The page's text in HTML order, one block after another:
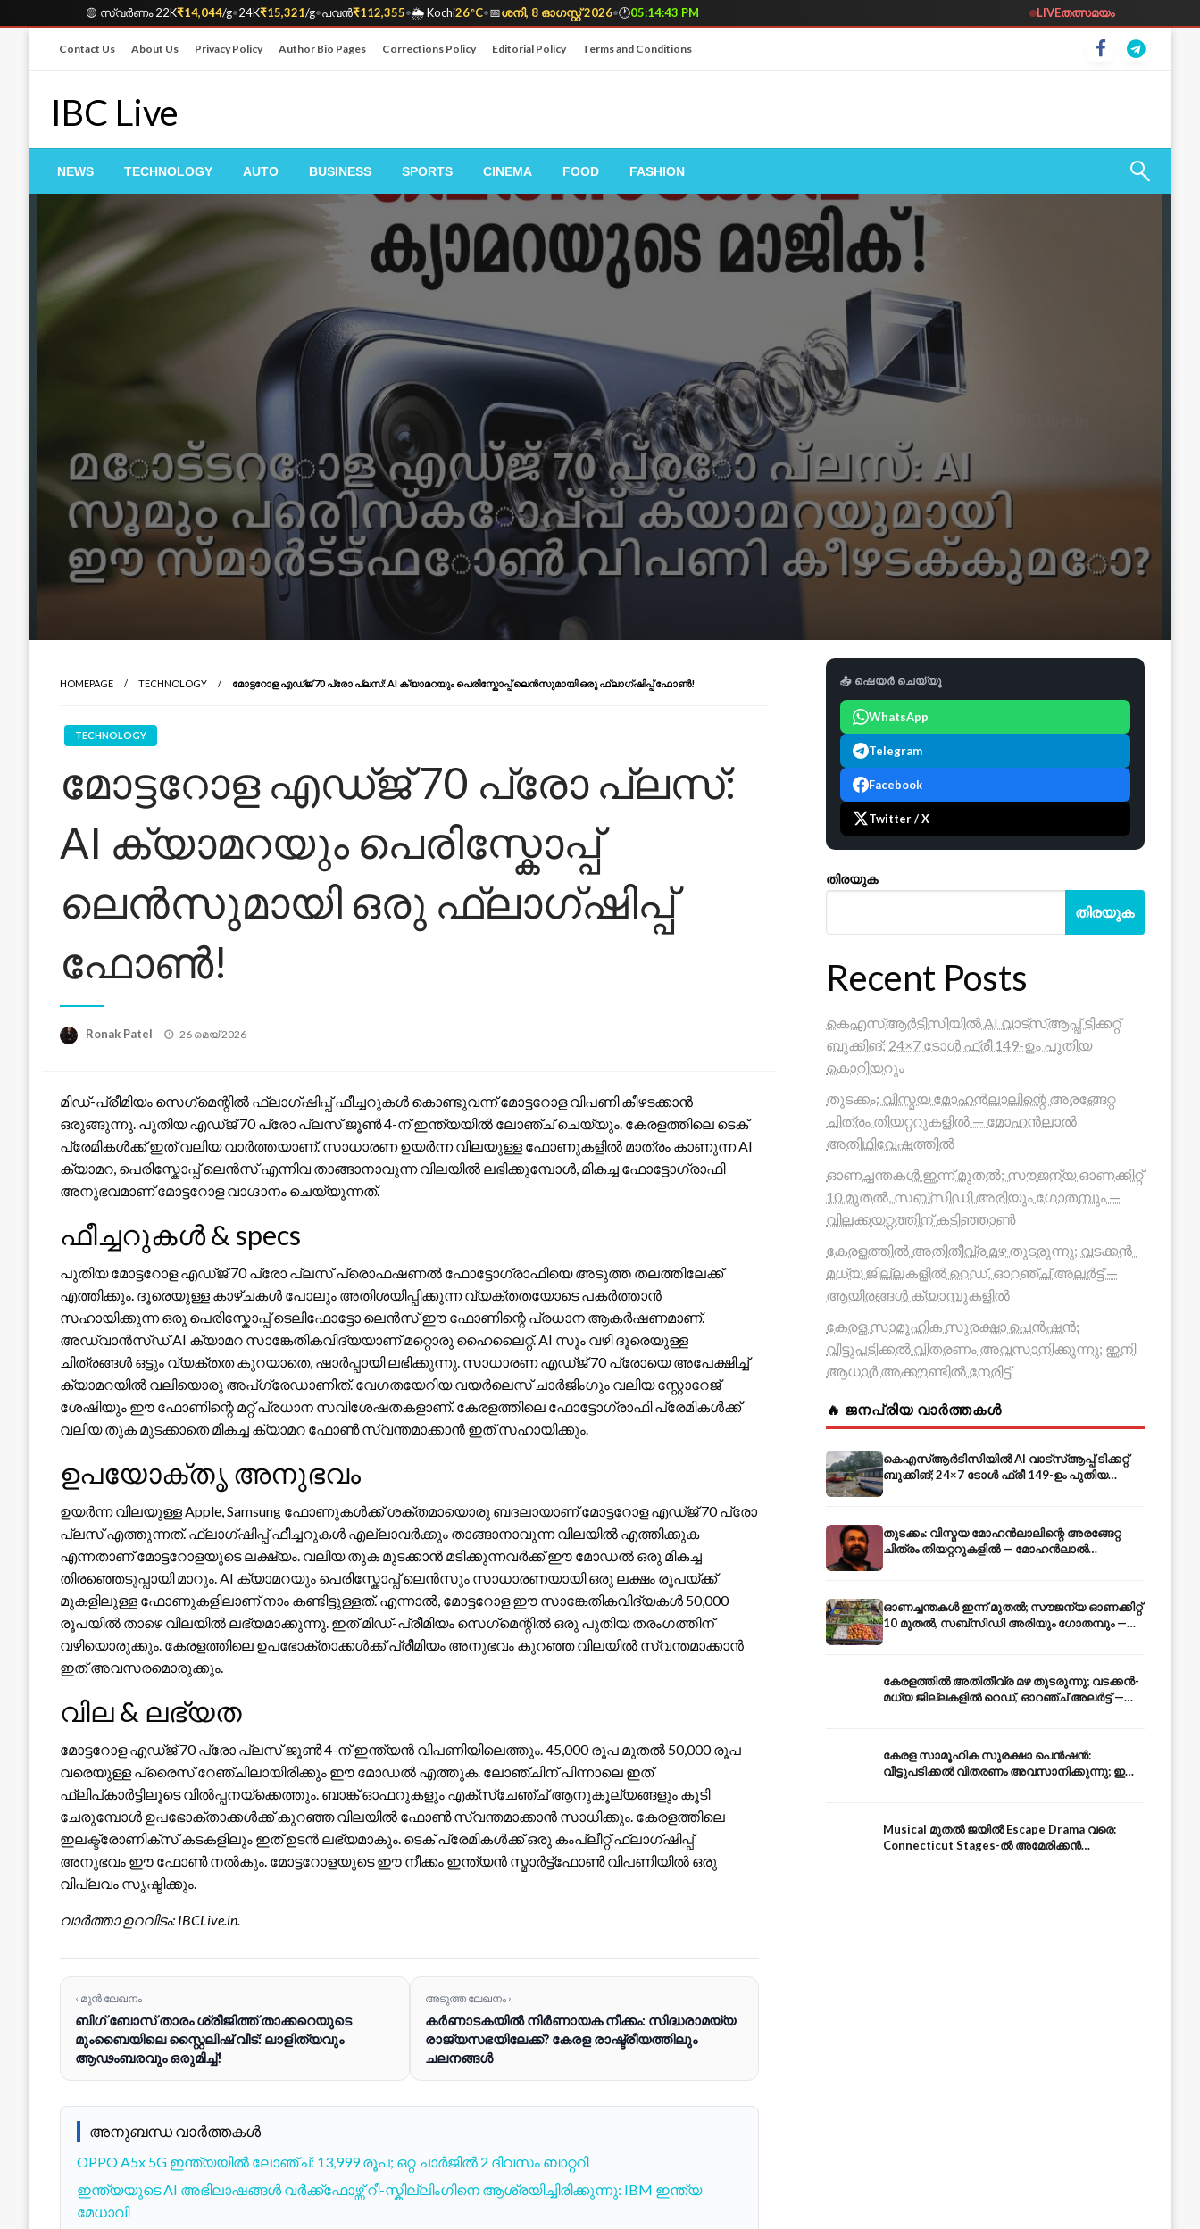
🟡 സ്വർണം 22K₹14,044/g•24K₹15,321/g•പവൻ₹112,355•🌦️ Kochi26°C•📅ശനി, 8 ഓഗസ്റ്റ് 2026•🕐05:14:44 PM LIVEതത്സമയം
Contact Us About Us Privacy Policy Author Bio Pages Corrections Policy Editorial Policy Terms and Conditions
IBC Live
NEWS TECHNOLOGY AUTO BUSINESS SPORTS CINEMA FOOD FASHION
HOMEPAGE TECHNOLOGY മോട്ടറോള എഡ്ജ് 70 പ്രോ പ്ലസ്: AI ക്യാമറയും പെരിസ്കോപ്പ് ലെൻസുമായി ഒരു ഫ്ലാഗ്ഷിപ്പ് ഫോൺ!
TECHNOLOGY
മോട്ടറോള എഡ്ജ് 70 പ്രോ പ്ലസ്:
AI ക്യാമറയും പെരിസ്കോപ്പ്
ലെൻസുമായി ഒരു ഫ്ലാഗ്ഷിപ്പ്
ഫോൺ!
Ronak Patel
Posted
26 മെയ്‌ 2026
മിഡ്-പ്രീമിയം സെഗ്‌മെന്റിൽ ഫ്ലാഗ്ഷിപ്പ് ഫീച്ചറുകൾ കൊണ്ടുവന്ന് മോട്ടറോള വിപണി കീഴടക്കാൻ
ഒരുങ്ങുന്നു. പുതിയ എഡ്ജ് 70 പ്രോ പ്ലസ് ജൂൺ 4-ന് ഇന്ത്യയിൽ ലോഞ്ച് ചെയ്യും. കേരളത്തിലെ ടെക്
പ്രേമികൾക്ക് ഇത് വലിയ വാർത്തയാണ്. സാധാരണ ഉയർന്ന വിലയുള്ള ഫോണുകളിൽ മാത്രം കാണുന്ന AI
ക്യാമറ, പെരിസ്കോപ്പ് ലെൻസ് എന്നിവ താങ്ങാനാവുന്ന വിലയിൽ ലഭിക്കുമ്പോൾ, മികച്ച ഫോട്ടോഗ്രാഫി
അനുഭവമാണ് മോട്ടറോള വാഗ്ദാനം ചെയ്യുന്നത്.
ഫീച്ചറുകൾ & specs
പുതിയ മോട്ടറോള എഡ്ജ് 70 പ്രോ പ്ലസ് പ്രൊഫഷണൽ ഫോട്ടോഗ്രാഫിയെ അടുത്ത തലത്തിലേക്ക്
എത്തിക്കും. ദൂരെയുള്ള കാഴ്ചകൾ പോലും അതിശയിപ്പിക്കുന്ന വ്യക്തതയോടെ പകർത്താൻ
സഹായിക്കുന്ന ഒരു പെരിസ്കോപ്പ് ടെലിഫോട്ടോ ലെൻസ് ഈ ഫോണിന്റെ പ്രധാന ആകർഷണമാണ്.
അഡ്വാൻസ്ഡ് AI ക്യാമറ സാങ്കേതികവിദ്യയാണ് മറ്റൊരു ഹൈലൈറ്റ്. AI സൂം വഴി ദൂരെയുള്ള
ചിത്രങ്ങൾ ഒട്ടും വ്യക്തത കുറയാതെ, ഷാർപ്പായി ലഭിക്കുന്നു. സാധാരണ എഡ്ജ് 70 പ്രോയെ അപേക്ഷിച്ച്
ക്യാമറയിൽ വലിയൊരു അപ്‌ഗ്രേഡാണിത്. വേഗതയേറിയ വയർലെസ് ചാർജിംഗും വലിയ സ്റ്റോറേജ്
ശേഷിയും ഈ ഫോണിന്റെ മറ്റ് പ്രധാന സവിശേഷതകളാണ്. കേരളത്തിലെ ഫോട്ടോഗ്രാഫി പ്രേമികൾക്ക്
വലിയ തുക മുടക്കാതെ മികച്ച ക്യാമറ ഫോൺ സ്വന്തമാക്കാൻ ഇത് സഹായിക്കും.
ഉപയോക്തൃ അനുഭവം
ഉയർന്ന വിലയുള്ള Apple, Samsung ഫോണുകൾക്ക് ശക്തമായൊരു ബദലായാണ് മോട്ടറോള എഡ്ജ് 70 പ്രോ
പ്ലസ് എത്തുന്നത്. ഫ്ലാഗ്ഷിപ്പ് ഫീച്ചറുകൾ എല്ലാവർക്കും താങ്ങാനാവുന്ന വിലയിൽ എത്തിക്കുക
എന്നതാണ് മോട്ടറോളയുടെ ലക്ഷ്യം. വലിയ തുക മുടക്കാൻ മടിക്കുന്നവർക്ക് ഈ മോഡൽ ഒരു മികച്ച
തിരഞ്ഞെടുപ്പായി മാറും. AI ക്യാമറയും പെരിസ്കോപ്പ് ലെൻസും സാധാരണയായി ഒരു ലക്ഷം രൂപയ്ക്ക്
മുകളിലുള്ള ഫോണുകളിലാണ് നാം കണ്ടിട്ടുള്ളത്. എന്നാൽ, മോട്ടറോള ഈ സാങ്കേതികവിദ്യകൾ 50,000
രൂപയിൽ താഴെ വിലയിൽ ലഭ്യമാക്കുന്നു. ഇത് മിഡ്-പ്രീമിയം സെഗ്‌മെന്റിൽ ഒരു പുതിയ തരംഗത്തിന്
വഴിയൊരുക്കും. കേരളത്തിലെ ഉപഭോക്താക്കൾക്ക് പ്രീമിയം അനുഭവം കുറഞ്ഞ വിലയിൽ സ്വന്തമാക്കാൻ
ഇത് അവസരമൊരുക്കും.
വില & ലഭ്യത
മോട്ടറോള എഡ്ജ് 70 പ്രോ പ്ലസ് ജൂൺ 4-ന് ഇന്ത്യൻ വിപണിയിലെത്തും. 45,000 രൂപ മുതൽ 50,000 രൂപ
വരെയുള്ള പ്രൈസ് റേഞ്ചിലായിരിക്കും ഈ മോഡൽ എത്തുക. ലോഞ്ചിന് പിന്നാലെ ഇത്
ഫ്ലിപ്കാർട്ടിലൂടെ വിൽപ്പനയ്‌ക്കെത്തും. ബാങ്ക് ഓഫറുകളും എക്സ്ചേഞ്ച് ആനുകൂല്യങ്ങളും കൂടി
ചേരുമ്പോൾ ഉപഭോക്താക്കൾക്ക് കുറഞ്ഞ വിലയിൽ ഫോൺ സ്വന്തമാക്കാൻ സാധിക്കും. കേരളത്തിലെ
ഇലക്ട്രോണിക്സ് കടകളിലും ഇത് ഉടൻ ലഭ്യമാകും. ടെക് പ്രേമികൾക്ക് ഒരു കംപ്ലീറ്റ് ഫ്ലാഗ്ഷിപ്പ്
അനുഭവം ഈ ഫോൺ നൽകും. മോട്ടറോളയുടെ ഈ നീക്കം ഇന്ത്യൻ സ്മാർട്ട്ഫോൺ വിപണിയിൽ ഒരു
വിപ്ലവം സൃഷ്ടിക്കും.
വാർത്താ ഉറവിടം: IBCLive.in.
‹ മുൻ ലേഖനം
ബിഗ് ബോസ് താരം ശ്രീജിത്ത് താക്കറെയുടെ
മുംബൈയിലെ സ്റ്റൈലിഷ് വീട്: ലാളിത്യവും
ആഢംബരവും ഒരുമിച്ച്!
അടുത്ത ലേഖനം ›
കർണാടകയിൽ നിർണായക നീക്കം: സിദ്ധരാമയ്യ
രാജ്യസഭയിലേക്ക്? കേരള രാഷ്ട്രീയത്തിലും
ചലനങ്ങൾ
അനുബന്ധ വാർത്തകൾ
OPPO A5x 5G ഇന്ത്യയില്‍ ലോഞ്ച്: 13,999 രൂപ; ഒറ്റ ചാര്‍ജില്‍ 2 ദിവസം ബാറ്ററി
ഇന്ത്യയുടെ AI അഭിലാഷങ്ങൾ വർക്ക്ഫോഴ്സ് റീ-സ്കില്ലിംഗിനെ ആശ്രയിച്ചിരിക്കുന്നു: IBM ഇന്ത്യ
മേധാവി
📤 ഷെയർ ചെയ്യൂ
WhatsApp
Telegram
Facebook
Twitter / X
തിരയുക
തിരയുക
Recent Posts
കെഎസ്ആർടിസിയിൽ AI വാട്സ്ആപ്പ് ടിക്കറ്റ്
ബുക്കിങ്; 24×7 ടോൾ ഫ്രീ 149-ഉം പുതിയ
കൊറിയറും
തുടക്കം: വിസ്മയ മോഹൻലാലിന്റെ അരങ്ങേറ്റ
ചിത്രം തിയറ്ററുകളിൽ — മോഹൻലാൽ
അതിഥിവേഷത്തിൽ
ഓണച്ചന്തകൾ ഇന്ന് മുതൽ; സൗജന്യ ഓണക്കിറ്റ്
10 മുതൽ, സബ്സിഡി അരിയും ഗോതമ്പും —
വിലക്കയറ്റത്തിന് കടിഞ്ഞാൺ
കേരളത്തിൽ അതിതീവ്ര മഴ തുടരുന്നു; വടക്കൻ-
മധ്യ ജില്ലകളിൽ റെഡ്, ഓറഞ്ച് അലർട്ട് —
ആയിരങ്ങൾ ക്യാമ്പുകളിൽ
കേരള സാമൂഹിക സുരക്ഷാ പെൻഷൻ:
വീട്ടുപടിക്കൽ വിതരണം അവസാനിക്കുന്നു; ഇനി
ആധാർ അക്കൗണ്ടിൽ നേരിട്ട്
🔥 ജനപ്രിയ വാർത്തകൾ
കെഎസ്ആർടിസിയിൽ AI വാട്സ്ആപ്പ് ടിക്കറ്റ്
ബുക്കിങ്; 24×7 ടോൾ ഫ്രീ 149-ഉം പുതിയ
തുടക്കം: വിസ്മയ മോഹൻലാലിന്റെ അരങ്ങേറ്റ
ചിത്രം തിയറ്ററുകളിൽ — മോഹൻലാൽ
ഓണച്ചന്തകൾ ഇന്ന് മുതൽ; സൗജന്യ ഓണക്കിറ്റ്
10 മുതൽ, സബ്സിഡി അരിയും ഗോതമ്പും —
കേരളത്തിൽ അതിതീവ്ര മഴ തുടരുന്നു; വടക്കൻ-
മധ്യ ജില്ലകളിൽ റെഡ്, ഓറഞ്ച് അലർട്ട് —
കേരള സാമൂഹിക സുരക്ഷാ പെൻഷൻ:
വീട്ടുപടിക്കൽ വിതരണം അവസാനിക്കുന്നു; ഇനി
Musical മുതൽ ജയിൽ Escape Drama വരെ:
Connecticut Stages-ൽ അമേരിക്കൻ